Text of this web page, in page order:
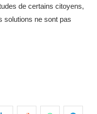
de certains citoyens,
solutions ne sont pas